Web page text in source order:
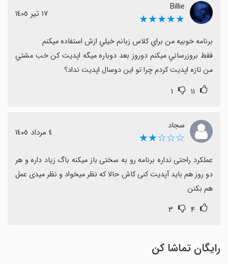
آموزشگاه من انگیزه داشته باشند و تجربه کلی مثبت باقی
بماند.
Billie
★★★★★ ١٧ تیر ١٤٠٥
من تازه اپديت كردم چرا تو اين دوسال اپديت نداد؟
۱۱ ۱
سجاد
☆☆☆★★ ٤ مرداد ١٤٠٥
هم بکنن
۴ ۳
رایگان تماشا کن